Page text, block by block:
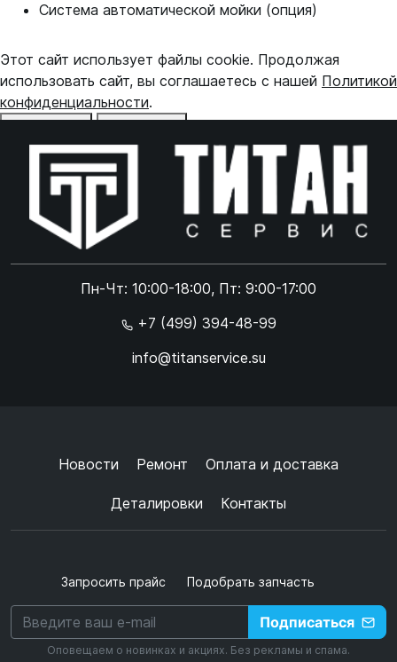
Система автоматической мойки (опция)
Пн-Чт: 10:00-18:00, Пт: 9:00-17:00
+7 (499) 394-48-99
info@titanservice.su
Новости Ремонт Оплата и доставка
Деталировки Контакты
Запросить прайс Подобрать запчасть
Подписаться
Оповещаем о новинках и акциях. Без рекламы и спама.
Этот сайт использует файлы cookie. Продолжая
использовать сайт, вы соглашаетесь с нашей Политикой
конфиденциальности.
Online чат
Online чат